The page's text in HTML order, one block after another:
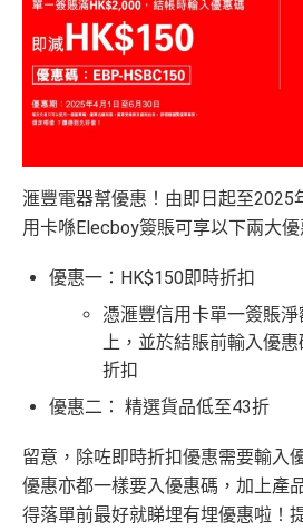
滙豐電器幫優惠！由即日起至2025
用卡喺Elecboy簽賬可享以下兩大優
優惠一：HK$150即時折扣
憑滙豐信用卡單一簽賬
上，並於結賬前輸入優
折扣
優惠二： 精選貨品低至43折
留意，除咗即時折扣優惠需要輸入
優惠亦都一樣要入優惠碼，加上產
得落單前最好就睇埋有埋優惠啦！